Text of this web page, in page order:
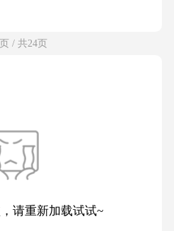
/ 共24页
请重新加载试试~